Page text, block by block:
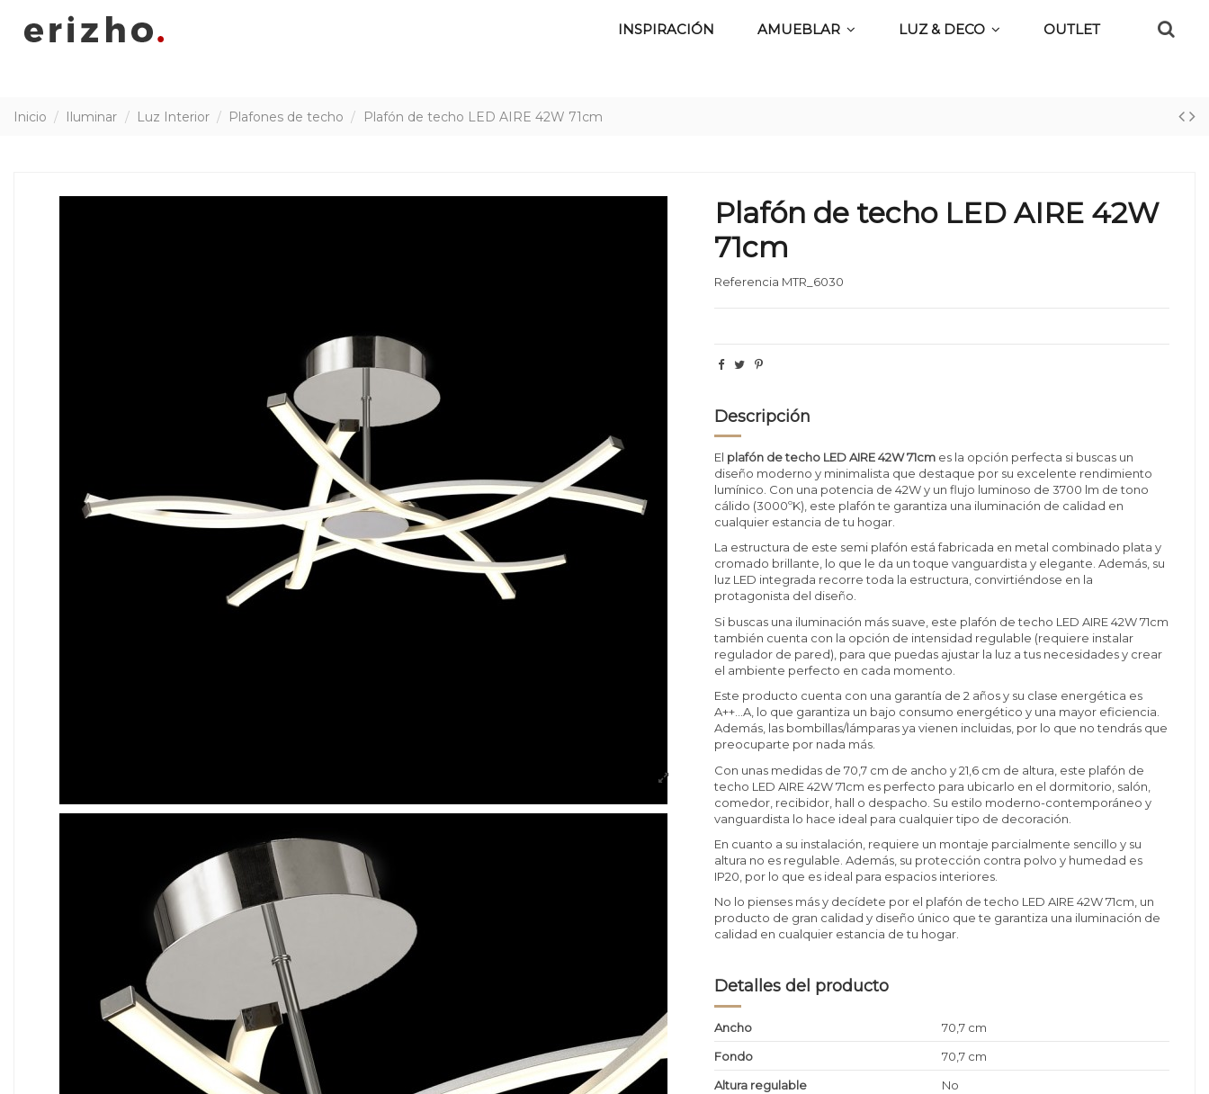
INSPIRACIÓN AMUEBLAR LUZ & DECO OUTLET
Inicio Iluminar Luz Interior Plafones de techo Plafón de techo LED AIRE 42W 71cm
Plafón de techo LED AIRE 42W
71cm
Referencia MTR_6030
Descripción
El plafón de techo LED AIRE 42W 71cm es la opción perfecta si buscas un
diseño moderno y minimalista que destaque por su excelente rendimiento
lumínico. Con una potencia de 42W y un flujo luminoso de 3700 lm de tono
cálido (3000ºK), este plafón te garantiza una iluminación de calidad en
cualquier estancia de tu hogar.
La estructura de este semi plafón está fabricada en metal combinado plata y
cromado brillante, lo que le da un toque vanguardista y elegante. Además, su
luz LED integrada recorre toda la estructura, convirtiéndose en la
protagonista del diseño.
Si buscas una iluminación más suave, este plafón de techo LED AIRE 42W 71cm
también cuenta con la opción de intensidad regulable (requiere instalar
regulador de pared), para que puedas ajustar la luz a tus necesidades y crear
el ambiente perfecto en cada momento.
Este producto cuenta con una garantía de 2 años y su clase energética es
A++...A, lo que garantiza un bajo consumo energético y una mayor eficiencia.
Además, las bombillas/lámparas ya vienen incluidas, por lo que no tendrás que
preocuparte por nada más.
Con unas medidas de 70,7 cm de ancho y 21,6 cm de altura, este plafón de
techo LED AIRE 42W 71cm es perfecto para ubicarlo en el dormitorio, salón,
comedor, recibidor, hall o despacho. Su estilo moderno-contemporáneo y
vanguardista lo hace ideal para cualquier tipo de decoración.
En cuanto a su instalación, requiere un montaje parcialmente sencillo y su
altura no es regulable. Además, su protección contra polvo y humedad es
IP20, por lo que es ideal para espacios interiores.
No lo pienses más y decídete por el plafón de techo LED AIRE 42W 71cm, un
producto de gran calidad y diseño único que te garantiza una iluminación de
calidad en cualquier estancia de tu hogar.
Detalles del producto
Ancho
70,7 cm
Fondo
70,7 cm
Altura regulable
No